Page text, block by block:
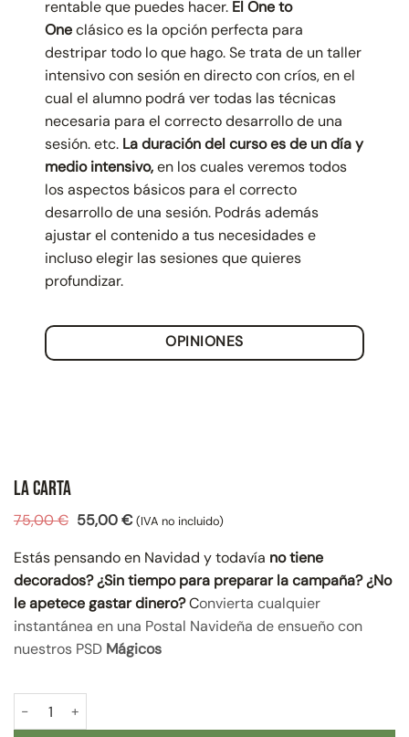
rentable que puedes hacer. El One to
Oneclásico es la opción perfecta para
destripar todo lo que hago. Se trata de un taller
intensivo con sesión en directo con críos, en el
cual el alumno podrá ver todas las técnicas
necesaria para el correcto desarrollo de una
sesión. etc. La duración del curso es de un día y
medio intensivo,en los cuales veremos todos
los aspectos básicos para el correcto
desarrollo de una sesión. Podrás además
ajustar el contenido a tus necesidades e
incluso elegir las sesiones que quieres
profundizar.
OPINIONES
La Carta
75,00€ El
precio
original
era:
75,00 €.
55,00€El
precio
actual
es:
55,00 €.
(IVA no incluido)
Estás pensando en Navidad y todavía no tiene
decorados?¿Sin tiempo para preparar la campaña? ¿No
le apetece gastar dinero?Convierta cualquier
instantánea en una Postal Navideña de ensueño con
nuestros PSD Mágicos
La Carta cantidad